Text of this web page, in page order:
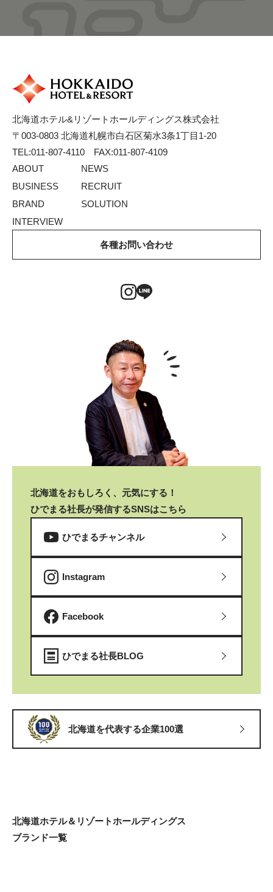
北海道ホテル&リゾートホールディングス株式会社
〒003-0803 北海道札幌市白石区菊水3条1丁目1-20
TEL:011-807-4110 FAX:011-807-4109
ABOUT
NEWS
BUSINESS
RECRUIT
BRAND
SOLUTION
INTERVIEW
各種お問い合わせ
北海道をおもしろく、元気にする！
ひでまる社長が発信するSNSはこちら
ひでまるチャンネル
Instagram
Facebook
ひでまる社長BLOG
北海道を代表する企業100選
北海道ホテル＆リゾートホールディングス
ブランド一覧